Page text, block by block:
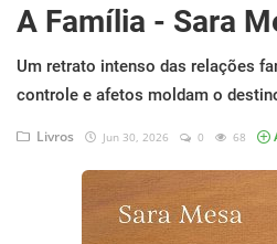
Home
Apps
A Família - Sara
Um retrato intenso das relações
controle e afetos moldam o
Livros Jun 30, 2026 0 68